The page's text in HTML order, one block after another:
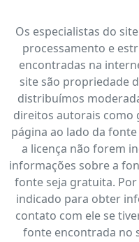
Os especialistas do
processamento e
encontradas na
site são propriedade
distribuímos
direitos autorais como
página ao lado da
a licença não forem
informações sobre a
fonte seja gratuita.
indicado para obter
contato com ele se
fonte encontrada no